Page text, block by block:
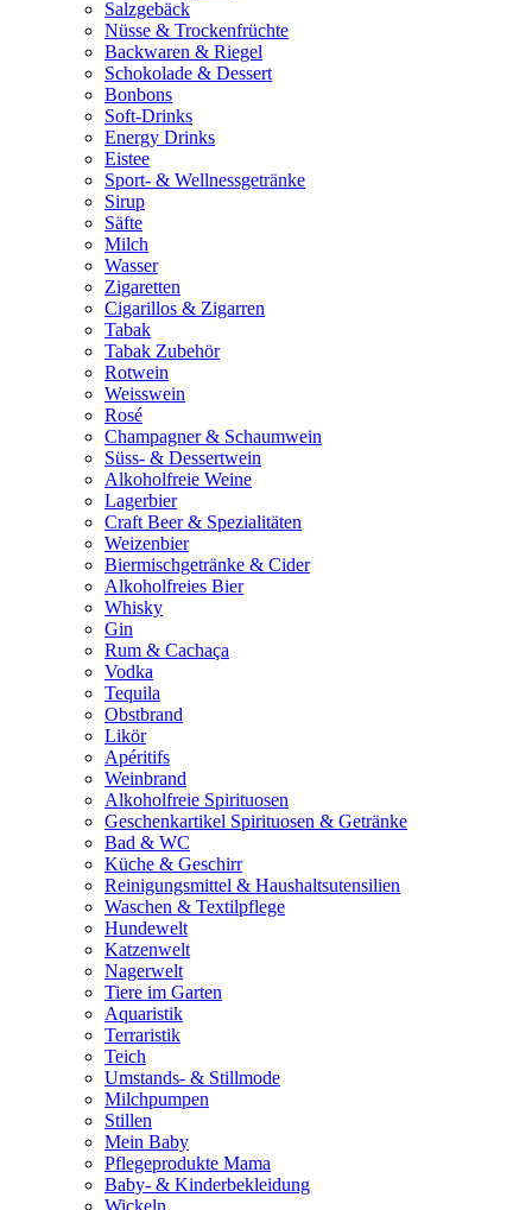
Salzgebäck
Nüsse & Trockenfrüchte
Backwaren & Riegel
Schokolade & Dessert
Bonbons
Soft-Drinks
Energy Drinks
Eistee
Sport- & Wellnessgetränke
Sirup
Säfte
Milch
Wasser
Zigaretten
Cigarillos & Zigarren
Tabak
Tabak Zubehör
Rotwein
Weisswein
Rosé
Champagner & Schaumwein
Süss- & Dessertwein
Alkoholfreie Weine
Lagerbier
Craft Beer & Spezialitäten
Weizenbier
Biermischgetränke & Cider
Alkoholfreies Bier
Whisky
Gin
Rum & Cachaça
Vodka
Tequila
Obstbrand
Likör
Apéritifs
Weinbrand
Alkoholfreie Spirituosen
Geschenkartikel Spirituosen & Getränke
Bad & WC
Küche & Geschirr
Reinigungsmittel & Haushaltsutensilien
Waschen & Textilpflege
Hundewelt
Katzenwelt
Nagerwelt
Tiere im Garten
Aquaristik
Terraristik
Teich
Umstands- & Stillmode
Milchpumpen
Stillen
Mein Baby
Pflegeprodukte Mama
Baby- & Kinderbekleidung
Wickeln